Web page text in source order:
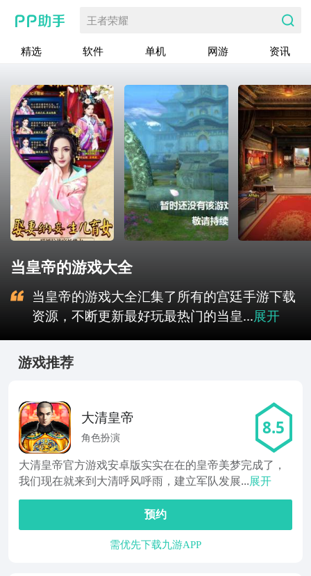
王者荣耀
精选 软件 单机 网游 资讯
当皇帝的游戏大全
当皇帝的游戏大全汇集了所有的宫廷手游下载
资源，不断更新最好玩最热门的当皇...展开
游戏推荐
大清皇帝
角色扮演 8.5
大清皇帝官方游戏安卓版实实在在的皇帝美梦完成了，
我们现在就来到大清呼风呼雨，建立军队发展...展开
预约
需优先下载九游APP